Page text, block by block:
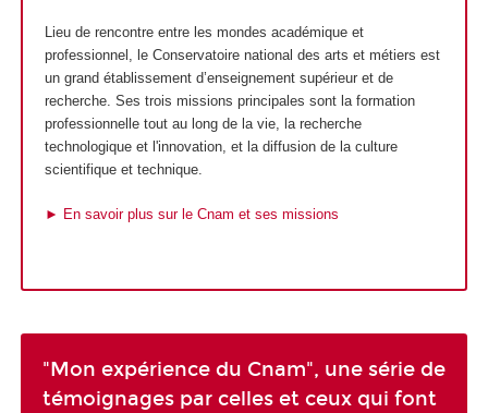
Lieu de rencontre entre les mondes académique et
professionnel, le Conservatoire national des arts et métiers est
un grand établissement d’enseignement supérieur et de
recherche. Ses trois missions principales sont la formation
professionnelle tout au long de la vie, la recherche
technologique et l'innovation, et la diffusion de la culture
scientifique et technique.
► En savoir plus sur le Cnam et ses missions
"Mon expérience du Cnam", une série de
témoignages par celles et ceux qui font